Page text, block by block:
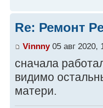
Re: Ремонт
Vinnny05 авг 2020,
сначала
видимо
матери.